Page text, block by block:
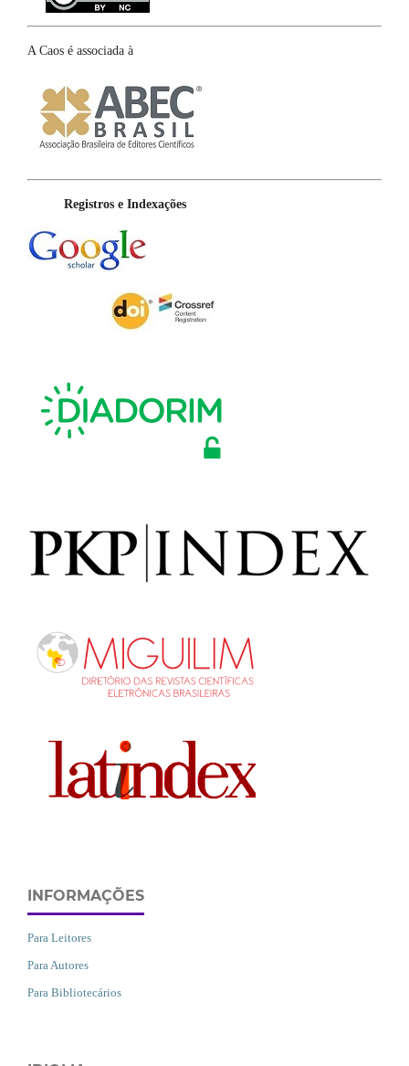
A Caos é associada à
Registros e Indexações
INFORMAÇÕES
Para Leitores
Para Autores
Para Bibliotecários